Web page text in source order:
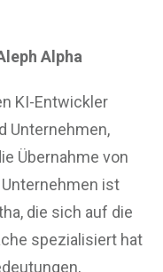
Alpha
KI-Entwickler
Unternehmen,
Übernahme von
ist
die sich auf die
spezialisiert hat